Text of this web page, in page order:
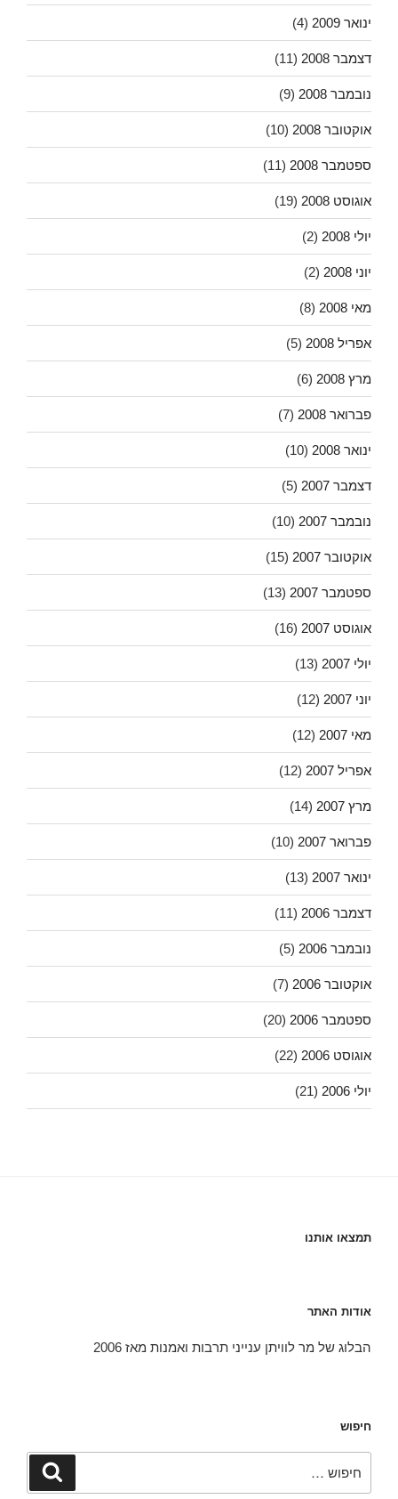
ינואר 2009 (4)
דצמבר 2008 (11)
נובמבר 2008 (9)
אוקטובר 2008 (10)
ספטמבר 2008 (11)
אוגוסט 2008 (19)
יולי 2008 (2)
יוני 2008 (2)
מאי 2008 (8)
אפריל 2008 (5)
מרץ 2008 (6)
פברואר 2008 (7)
ינואר 2008 (10)
דצמבר 2007 (5)
נובמבר 2007 (10)
אוקטובר 2007 (15)
ספטמבר 2007 (13)
אוגוסט 2007 (16)
יולי 2007 (13)
יוני 2007 (12)
מאי 2007 (12)
אפריל 2007 (12)
מרץ 2007 (14)
פברואר 2007 (10)
ינואר 2007 (13)
דצמבר 2006 (11)
נובמבר 2006 (5)
אוקטובר 2006 (7)
ספטמבר 2006 (20)
אוגוסט 2006 (22)
יולי 2006 (21)
תמצאו אותנו
אודות האתר
הבלוג של מר לוויתן ענייני תרבות ואמנות מאז 2006
חיפוש
חיפוש